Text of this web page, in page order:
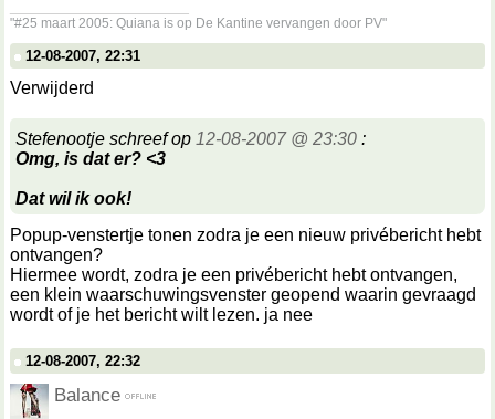
"#25 maart 2005: Quiana is op De Kantine vervangen door PV"
12-08-2007, 22:31
Verwijderd
Stefenootje schreef op 12-08-2007 @ 23:30 :
Omg, is dat er? <3
Dat wil ik ook!
Popup-venstertje tonen zodra je een nieuw privébericht hebt
ontvangen?
Hiermee wordt, zodra je een privébericht hebt ontvangen,
een klein waarschuwingsvenster geopend waarin gevraagd
wordt of je het bericht wilt lezen. ja nee
12-08-2007, 22:32
Balance